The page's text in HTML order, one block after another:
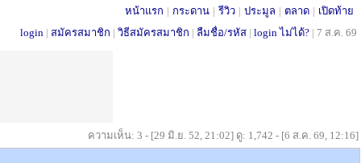
หน้าแรก | กระดาน | รีวิว | ประมูล | ตลาด | เปิดท้าย
login | สมัครสมาชิก | วิธีสมัครสมาชิก | ลืมชื่อ/รหัส | login ไม่ได้? | 7 ส.ค. 69
ความเห็น: 3 - [29 มิ.ย. 52, 21:02] ดู: 1,742 - [6 ส.ค. 69, 12:16]